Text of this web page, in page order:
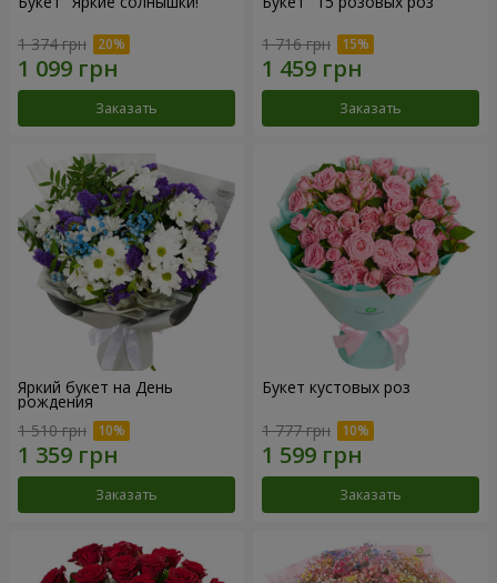
1 374 грн
Заказать
1 716 грн
Заказать
Яркий букет на День
рождения
1 510 грн
Заказать
Букет кустовых роз
1 777 грн
Заказать